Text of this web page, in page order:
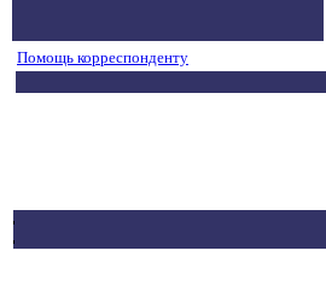
Помощь корреспонденту